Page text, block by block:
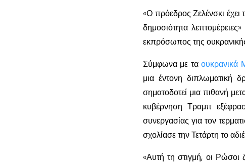
«Ο πρόεδρος Ζελένσκι
δημοσιότητα
εκπρόσωπος της
Σύμφωνα με ταουκρανικά
μια έντονη διπλωματική
σηματοδοτεί μια πιθανή
κυβέρνηση Τραμπ
συνεργασίας για τον
σχολίασε την Τετάρτη το
«Αυτή τη στιγμή, οι Ρώσοι